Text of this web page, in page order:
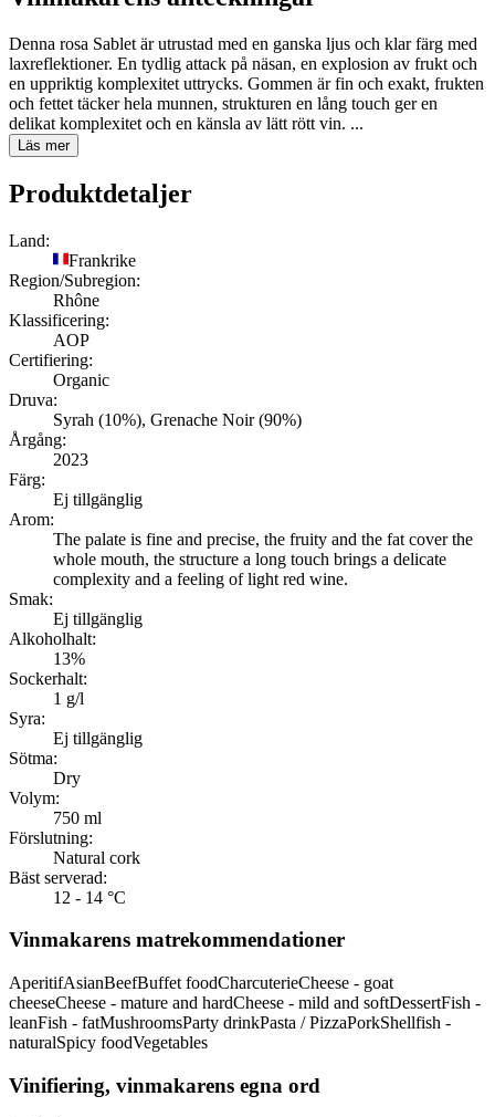
Denna rosa Sablet är utrustad med en ganska ljus och klar färg med
laxreflektioner. En tydlig attack på näsan, en explosion av frukt och
en uppriktig komplexitet uttrycks. Gommen är fin och exakt, frukten
och fettet täcker hela munnen, strukturen en lång touch ger en
delikat komplexitet och en känsla av lätt rött vin. ...
Läs mer
Produktdetaljer
Land:
Frankrike
Region/Subregion:
Rhône
Klassificering:
AOP
Certifiering:
Organic
Druva:
Syrah (10%), Grenache Noir (90%)
Årgång:
2023
Färg:
Ej tillgänglig
Arom:
The palate is fine and precise, the fruity and the fat cover the
whole mouth, the structure a long touch brings a delicate
complexity and a feeling of light red wine.
Smak:
Ej tillgänglig
Alkoholhalt:
13%
Sockerhalt:
1 g/l
Syra:
Ej tillgänglig
Sötma:
Dry
Volym:
750 ml
Förslutning:
Natural cork
Bäst serverad:
12 - 14 °C
Vinmakarens matrekommendationer
AperitifAsianBeefBuffet foodCharcuterieCheese - goat
cheeseCheese - mature and hardCheese - mild and softDessertFish -
leanFish - fatMushroomsParty drinkPasta / PizzaPorkShellfish -
naturalSpicy foodVegetables
Vinifiering, vinmakarens egna ord